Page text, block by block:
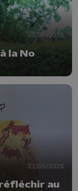
23/05/2026
la No
21/05/2026
au